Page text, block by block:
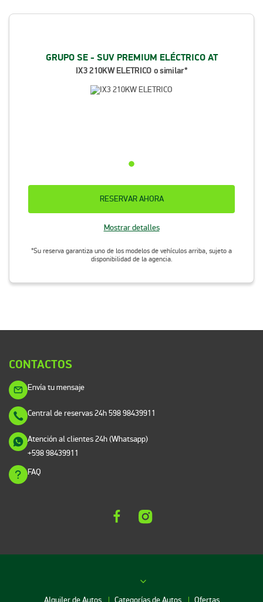
GRUPO SE - SUV PREMIUM ELÉCTRICO AT
IX3 210KW ELETRICO o similar*
RESERVAR AHORA
Mostrar detalles
*Su reserva garantiza uno de los modelos de vehículos arriba, sujeto a
disponibilidad de la agencia.
CONTACTOS
Envía tu mensaje
Central de reservas 24h598 98439911
Atención al clientes 24h (Whatsapp)
+598 98439911
FAQ
Alquiler de Autos Categorías de Autos Ofertas